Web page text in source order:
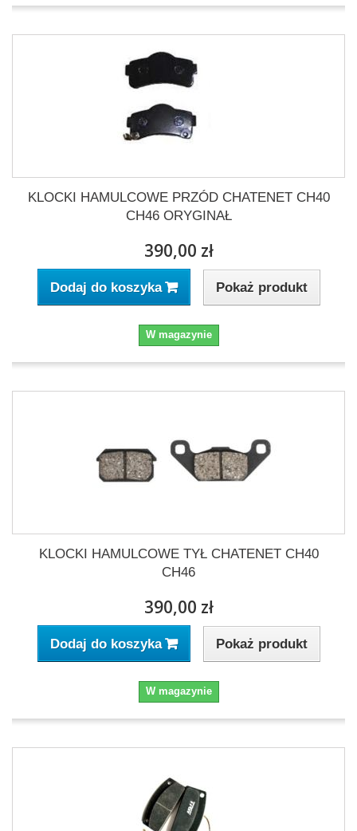
KLOCKI HAMULCOWE PRZÓD CHATENET CH40
CH46 ORYGINAŁ
390,00 zł
Dodaj do koszyka Pokaż produkt
W magazynie
KLOCKI HAMULCOWE TYŁ CHATENET CH40
CH46
390,00 zł
Dodaj do koszyka Pokaż produkt
W magazynie